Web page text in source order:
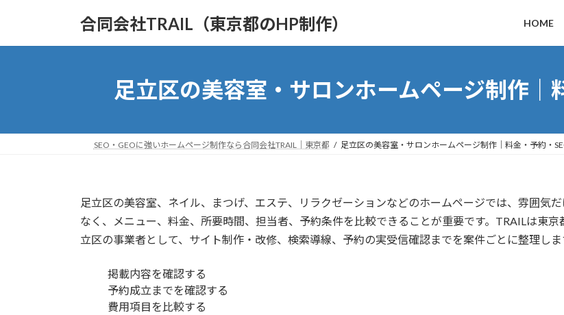
合同会社TRAIL（東京都のHP制作） HOME
足立区の美容室・サロンホームページ制作｜
SEO・GEOに強いホームページ制作なら合同会社TRAIL｜東京都 足立区の美容室・サロンホームページ制作｜料金・予約・
足立区の美容室、ネイル、まつげ、エステ、リラクゼーションなどのホームページでは、雰囲気だ
なく、メニュー、料金、所要時間、担当者、予約条件を比較できることが重要です。TRAILは東京
立区の事業者として、サイト制作・改修、検索導線、予約の実受信確認までを案件ごとに整理しま
掲載内容を確認する
予約成立までを確認する
費用項目を比較する